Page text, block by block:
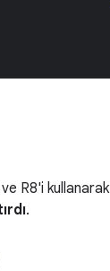
R8'i kullanarak
.